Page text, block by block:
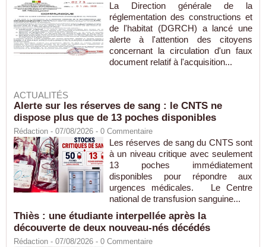
La Direction générale de la
réglementation des constructions et
de l'habitat (DGRCH) a lancé une
alerte à l'attention des citoyens
concernant la circulation d'un faux
document relatif à l'acquisition...
ACTUALITÉS
Alerte sur les réserves de sang : le CNTS ne
dispose plus que de 13 poches disponibles
Rédaction - 07/08/2026 - 0 Commentaire
Les réserves de sang du CNTS sont
à un niveau critique avec seulement
13 poches immédiatement
disponibles pour répondre aux
urgences médicales. Le Centre
national de transfusion sanguine...
Thiès : une étudiante interpellée après la
découverte de deux nouveau-nés décédés
Rédaction - 07/08/2026 - 0 Commentaire